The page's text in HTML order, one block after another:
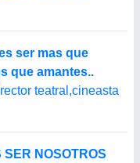
ser mas que
que amantes..
teatral,cineasta
NOSOTROS